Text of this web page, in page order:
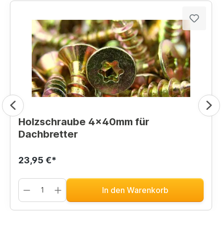
Holzschraube 4x40mm für
Dachbretter
23,95 €*
In den Warenkorb